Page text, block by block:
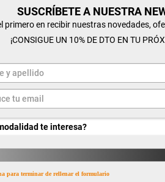
SUSCRÍBETE A NUESTRA
el primero en recibir nuestras novedades,
¡CONSIGUE UN 10% DE DTO EN TU
para terminar de rellenar el formulario